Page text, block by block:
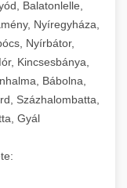
-
az összes
rendszerek
figyelő
a hosszú
-
biztonsági
modellek
állványos
és a
szükséges
sütők,
speciális
aprítók,
Balatonlelle,
Nyíregyháza,
Nyírbátor,
Kincsesbánya,
Bábolna,
Százhalombatta,
Gyál